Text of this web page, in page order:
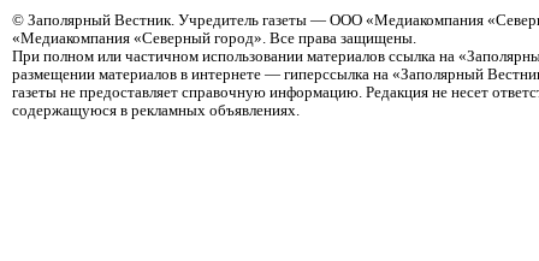
© Заполярный Вестник. Учредитель газеты — ООО «Медиакомпания
«Медиакомпания «Северный город». Все права защищены.
При полном или частичном использовании материалов ссылка на
размещении материалов в интернете — гиперссылка на «Заполярный
газеты не предоставляет справочную информацию. Редакция не несет
содержащуюся в рекламных объявлениях.